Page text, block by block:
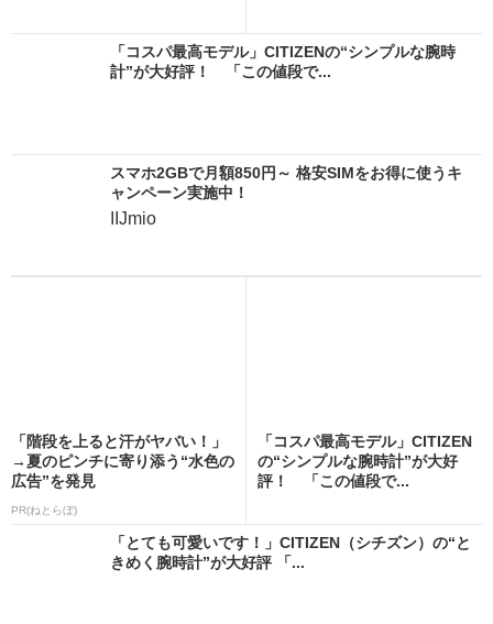
「コスパ最高モデル」CITIZENの“シンプルな腕時
計”が大好評！ 「この値段で...
スマホ2GBで月額850円～ 格安SIMをお得に使うキ
ャンペーン実施中！
IIJmio
「階段を上ると汗がヤバい！」
→夏のピンチに寄り添う“水色の
広告”を発見
PR(ねとらぼ)
「コスパ最高モデル」CITIZEN
の“シンプルな腕時計”が大好
評！ 「この値段で...
「とても可愛いです！」CITIZEN（シチズン）の“と
きめく腕時計”が大好評 「...